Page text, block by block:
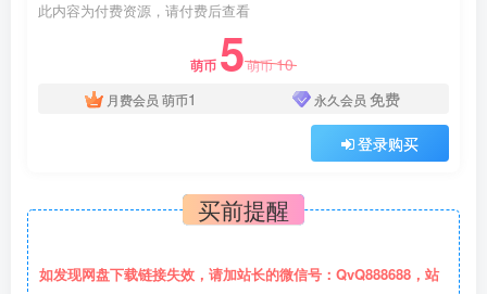
此内容为付费资源，请付费后查看
萌币 5萌币10
月费会员 萌币1 永久会员 免费
登录购买
买前提醒
如发现网盘下载链接失效，请加站长的微信号：QvQ888688，站